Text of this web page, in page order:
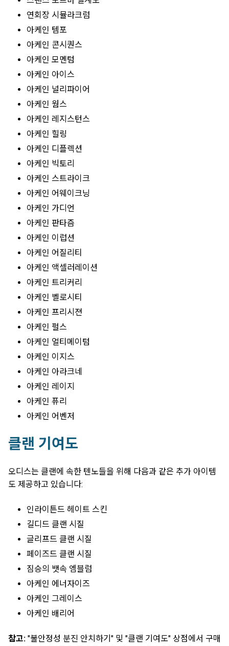
연회장 시뮬라크럼
아케인 템포
아케인 콘시퀀스
아케인 모멘텀
아케인 아이스
아케인 널리파이어
아케인 웜스
아케인 레지스턴스
아케인 힐링
아케인 디플렉션
아케인 빅토리
아케인 스트라이크
아케인 어웨이크닝
아케인 가디언
아케인 판타즘
아케인 이럽션
아케인 어질리티
아케인 액셀러레이션
아케인 트리커리
아케인 벨로시티
아케인 프리시젼
아케인 펄스
아케인 얼티메이텀
아케인 이지스
아케인 아라크네
아케인 레이지
아케인 퓨리
아케인 어벤저
클랜 기여도
오디스는 클랜에 속한 텐노들을 위해 다음과 같은 추가 아이템
도 제공하고 있습니다:
인라이튼드 헤이트 스킨
길디드 클랜 시질
글리프드 클랜 시질
페이즈드 클랜 시질
짐승의 뱃속 엠블럼
아케인 에너자이즈
아케인 그레이스
아케인 배리어
참고: "불안정성 분진 안치하기" 및 "클랜 기여도" 상점에서 구매